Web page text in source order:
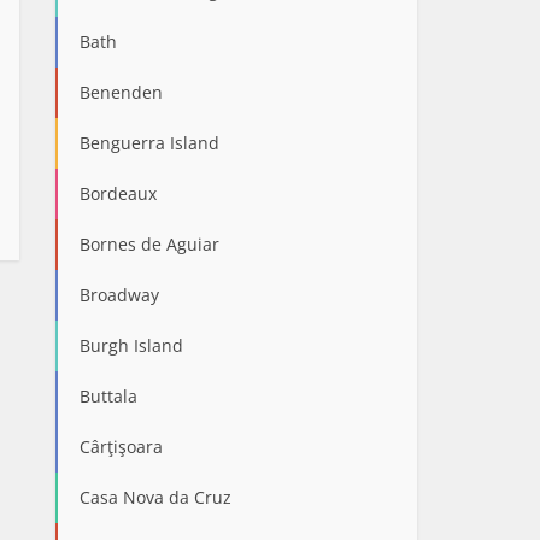
Bath
Benenden
Benguerra Island
Bordeaux
Bornes de Aguiar
Broadway
Burgh Island
Buttala
Cârţişoara
Casa Nova da Cruz